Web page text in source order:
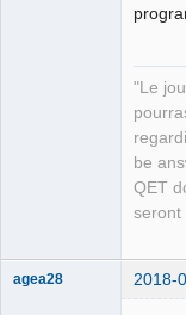
"Le
be
QET
seront
agea28 2018-